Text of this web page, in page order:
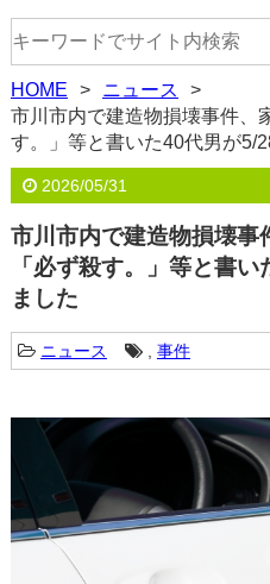
HOME
ニュース
市川市内で建造物損壊事件、
す。」等と書いた40代男が5/
2026/05/31
市川市内で建造物損壊事
「必ず殺す。」等と書
ました
ニュース , 事件